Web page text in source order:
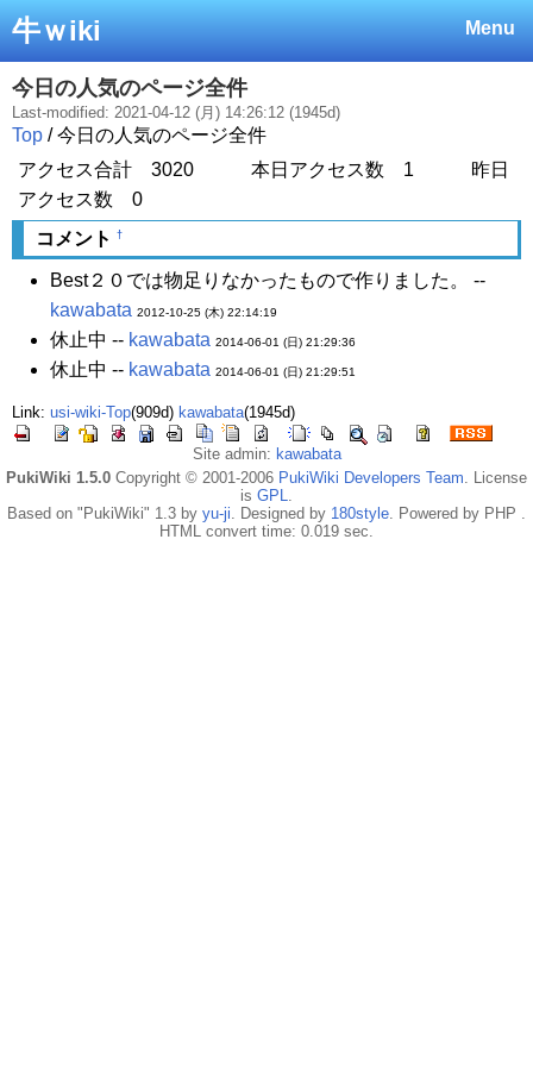
Menu
牛ｗiki
今日の人気のページ全件
Last-modified: 2021-04-12 (月) 14:26:12 (1945d)
Top / 今日の人気のページ全件
アクセス合計 3020 本日アクセス数 1 昨日
アクセス数 0
コメント
†
Best２０では物足りなかったもので作りました。 --
kawabata 2012-10-25 (木) 22:14:19
休止中 -- kawabata 2014-06-01 (日) 21:29:36
休止中 -- kawabata 2014-06-01 (日) 21:29:51
Link: usi-wiki-Top(909d) kawabata(1945d)
Site admin: kawabata
PukiWiki 1.5.0 Copyright © 2001-2006 PukiWiki Developers Team. License
is GPL.
Based on "PukiWiki" 1.3 by yu-ji. Designed by 180style. Powered by PHP .
HTML convert time: 0.019 sec.